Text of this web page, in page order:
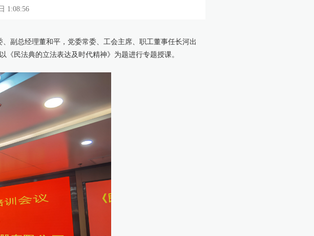
1:08:56
副总经理董和平，党委常委、工会主席、职工董事任长河出
民法典的立法表达及时代精神》为题进行专题授课。